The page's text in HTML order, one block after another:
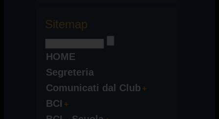
Sitemap
HOME
Segreteria
Comunicati dal Club
BCI